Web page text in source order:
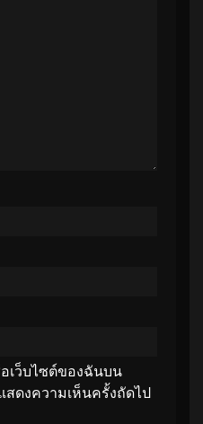
เว็บไซต์ของฉันบน
สดงความเห็นครั้งถัดไป